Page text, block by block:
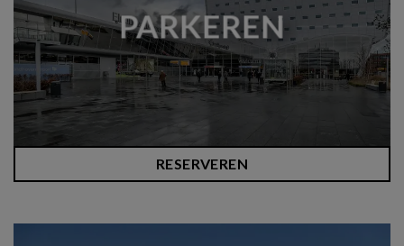
PARKEREN
RESERVEREN